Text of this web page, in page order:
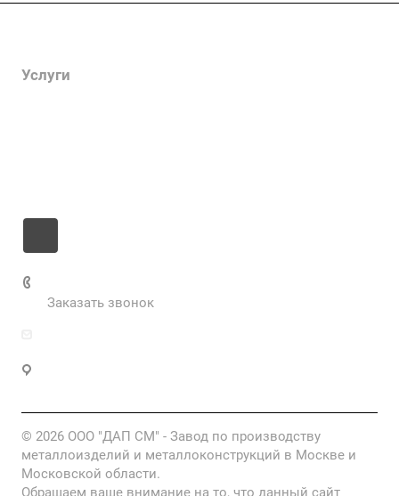
Услуги
Заказать звонок
© 2026 ООО "ДАП СМ" - Завод по производству
металлоизделий и металлоконструкций в Москве и
Московской области.
Обращаем ваше внимание на то, что данный сайт